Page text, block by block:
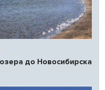
до Новосибирска